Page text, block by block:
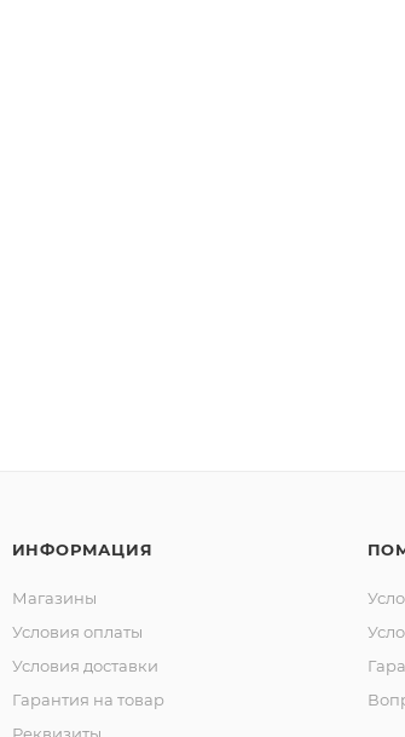
ИНФОРМАЦИЯ
Магазины
Условия оплаты
Условия доставки
Гарантия на товар